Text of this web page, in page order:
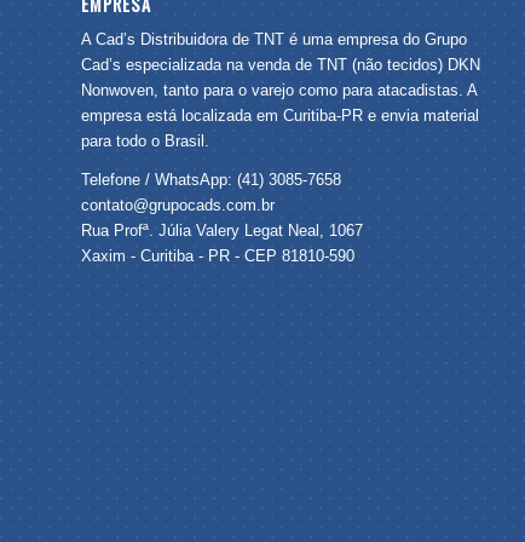
A Cad’s Distribuidora de TNT é uma empresa do Grupo
Cad’s especializada na venda de TNT (não tecidos) DKN
Nonwoven, tanto para o varejo como para atacadistas. A
empresa está localizada em Curitiba-PR e envia material
para todo o Brasil.
Telefone / WhatsApp: (41) 3085-7658
contato@grupocads.com.br
Rua Profª. Júlia Valery Legat Neal, 1067
Xaxim - Curitiba - PR - CEP 81810-590